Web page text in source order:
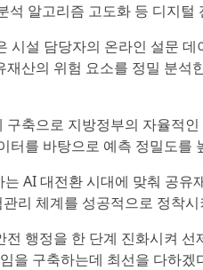
석 알고리즘 고도화 등 디지
시설 담당자의 온라인 설문
산의 위험 요소를 정밀 분
축으로 지방정부의 자율적
터를 바탕으로 예측 정밀도
AI 대전환 시대에 맞춰 공
리 체계를 성공적으로 정착
행정을 한 단계 진화시켜
을 구축하는데 최선을 다하겠